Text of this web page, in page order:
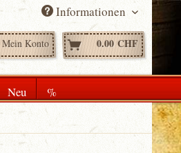
Informationen
Mein Konto 0.00 CHF
Neu %